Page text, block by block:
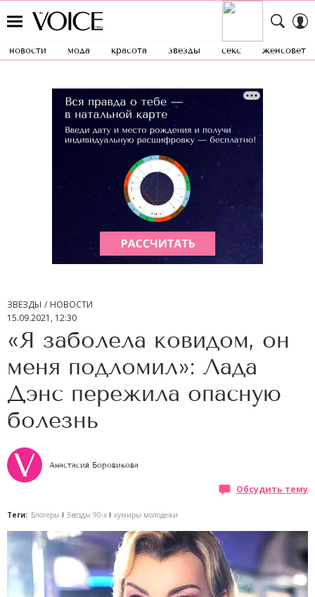
новости мода красота звезды секс женсовет
ЗВЕЗДЫ
НОВОСТИ
15.09.2021, 12:30
«Я заболела ковидом, он
меня подломил»: Лада
Дэнс пережила опасную
болезнь
Анастасия Боровикова
Обсудить тему
Теги: Блогеры Звезды 90-х кумиры молодежи